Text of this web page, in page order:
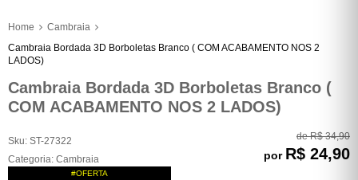
Home
Cambraia
Cambraia Bordada 3D Borboletas Branco ( COM ACABAMENTO NOS 2
LADOS)
Cambraia Bordada 3D Borboletas Branco (
COM ACABAMENTO NOS 2 LADOS)
Sku: ST-27322
Categoria: Cambraia
#OFERTA
de R$ 34,90
por R$ 24,90